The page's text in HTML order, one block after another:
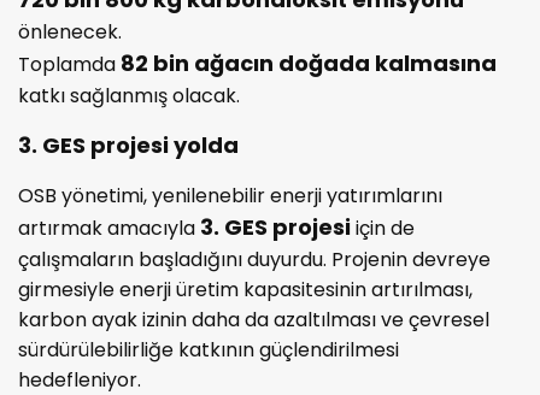
önlenecek.
Toplamda 82 bin ağacın doğada kalmasına
katkı sağlanmış olacak.
3. GES projesi yolda
OSB yönetimi, yenilenebilir enerji yatırımlarını
artırmak amacıyla 3. GES projesiiçin de
çalışmaların başladığını duyurdu. Projenin devreye
girmesiyle enerji üretim kapasitesinin artırılması,
karbon ayak izinin daha da azaltılması ve çevresel
sürdürülebilirliğe katkının güçlendirilmesi
hedefleniyor.